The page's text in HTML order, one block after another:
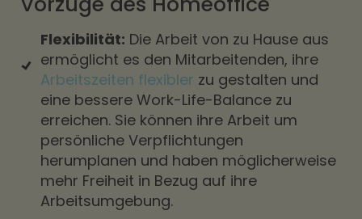
Flexibilität: Die Arbeit von zu Hause aus
ermöglicht es den Mitarbeitenden, ihre
Arbeitszeiten flexibler zu gestalten und
eine bessere Work-Life-Balance zu
erreichen. Sie können ihre Arbeit um
persönliche Verpflichtungen
herumplanen und haben möglicherweise
mehr Freiheit in Bezug auf ihre
Arbeitsumgebung.